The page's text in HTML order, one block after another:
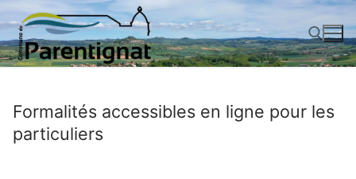
Aller
contenu
Formalités accessibles en ligne pour les
particuliers